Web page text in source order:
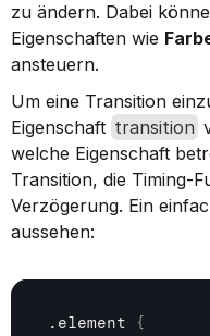
zu ändern. Dabei
Eigenschaften wie
ansteuern.
Um eine Transition
Eigenschaft transition
welche Eigenschaft
Transition, die Timing-
Verzögerung. Ein
aussehen:
.element
{